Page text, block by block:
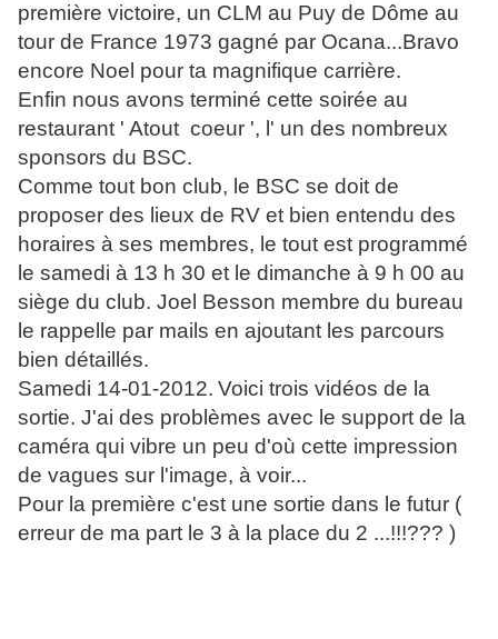
première victoire, un CLM au Puy de Dôme au
tour de France 1973 gagné par Ocana...Bravo
encore Noel pour ta magnifique carrière.
Enfin nous avons terminé cette soirée au
restaurant ' Atout coeur ', l' un des nombreux
sponsors du BSC.
Comme tout bon club, le BSC se doit de
proposer des lieux de RV et bien entendu des
horaires à ses membres, le tout est programmé
le samedi à 13 h 30 et le dimanche à 9 h 00 au
siège du club. Joel Besson membre du bureau
le rappelle par mails en ajoutant les parcours
bien détaillés.
Samedi 14-01-2012. Voici trois vidéos de la
sortie. J'ai des problèmes avec le support de la
caméra qui vibre un peu d'où cette impression
de vagues sur l'image, à voir...
Pour la première c'est une sortie dans le futur (
erreur de ma part le 3 à la place du 2 ...!!!??? )